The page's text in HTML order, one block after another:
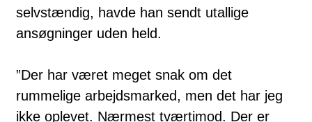
selvstændig, havde han sendt utallige
ansøgninger uden held.
”Der har været meget snak om det
rummelige arbejdsmarked, men det har jeg
ikke oplevet. Nærmest tværtimod. Der er